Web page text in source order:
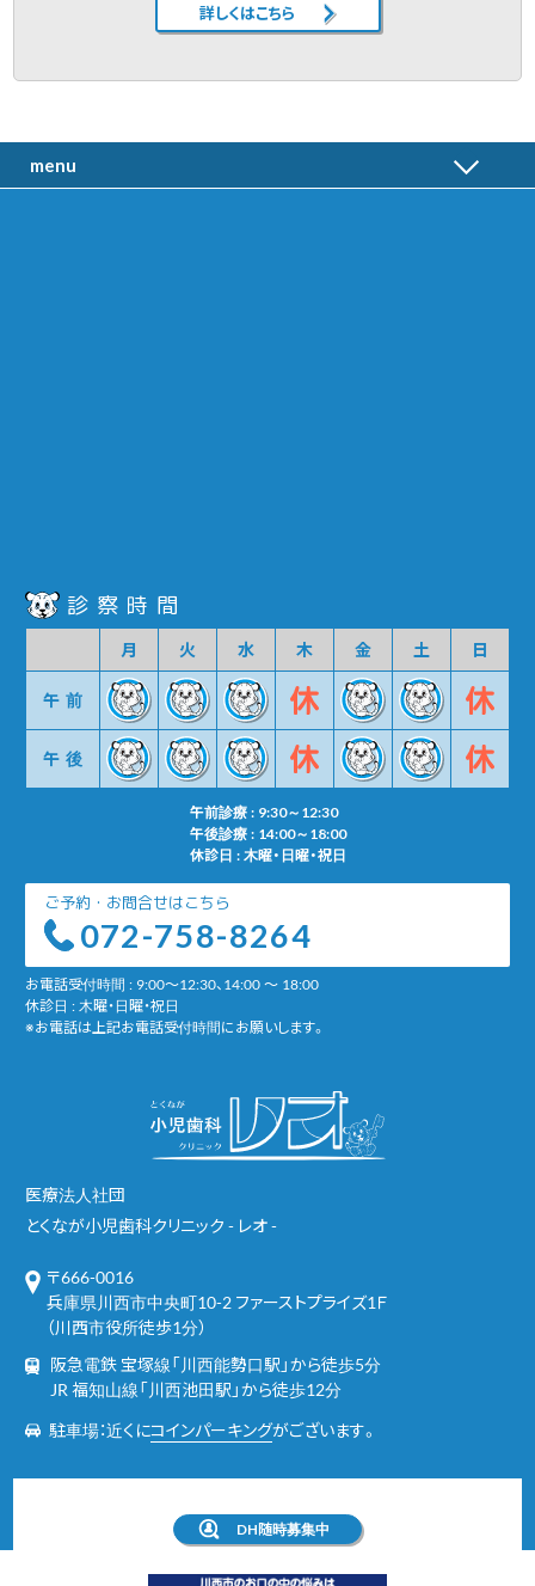
詳しくはこちら
menu
診察時間
月 火 水 木 金 土 日
午前
午後
午前診療 : 9:30～12:30
午後診療 : 14:00～18:00
休診日 : 木曜・日曜・祝日
ご予約・お問合せはこちら
072-758-8264
お電話受付時間 : 9:00～12:30、14:00 ～ 18:00
休診日 : 木曜・日曜・祝日
※お電話は上記お電話受付時間にお願いします。
医療法人社団
とくなが小児歯科クリニック - レオ -
〒666-0016
兵庫県川西市中央町10-2 ファーストプライズ1Ｆ
（川西市役所徒歩1分）
阪急電鉄 宝塚線「川西能勢口駅」から徒歩5分
JR 福知山線「川西池田駅」から徒歩12分
駐車場：近くにコインパーキングがございます。
DH随時募集中